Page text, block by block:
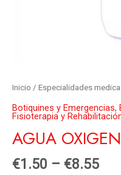
Inicio / Especialidades
Botiquines y Emergencias,
Fisioterapia y
AGUA
€1.50 – €8.55